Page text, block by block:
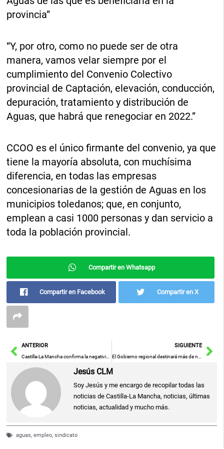
provincia”
“Y, por otro, como no puede ser de otra
manera, vamos velar siempre por el
cumplimiento del Convenio Colectivo
provincial de Captación, elevación, conducción,
depuración, tratamiento y distribución de
Aguas, que habrá que renegociar en 2022.”
CCOO es el único firmante del convenio, ya que
tiene la mayoría absoluta, con muchísima
diferencia, en todas las empresas
concesionarias de la gestión de Aguas en los
municipios toledanos; que, en conjunto,
emplean a casi 1000 personas y dan servicio a
toda la población provincial.
Compartir en Whatsapp
Compartir en Facebook Compartir en X
AntANTERIOR SIGUIENTE
Jesús CLM
Soy Jesús y me encargo de recopilar todas las
noticias de Castilla-La Mancha, noticias, últimas
noticias, actualidad y mucho más.
aguas ,empleo ,sindicato